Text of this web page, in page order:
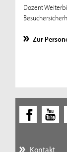
Dozent
Zur
Kontakt